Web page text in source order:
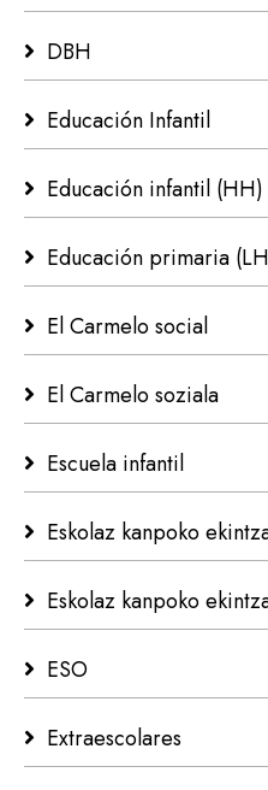
DBH
Educación Infantil
Educación infantil (HH)
Educación primaria
El Carmelo social
El Carmelo soziala
Escuela infantil
Eskolaz kanpoko
Eskolaz kanpoko
ESO
Extraescolares